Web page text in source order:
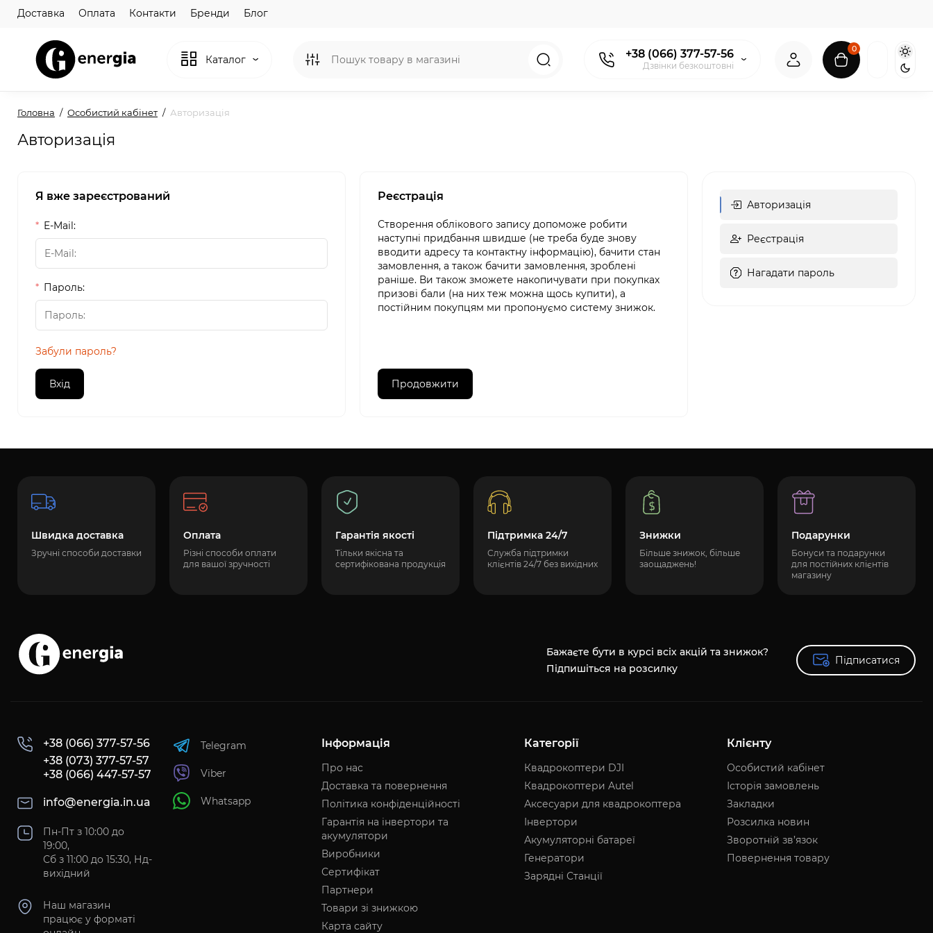
Доставка Оплата Контакти Бренди Блог
Каталог +38 (066) 377-57-56
Дзвінки безкоштовні
0
Головна Особистий кабінет Авторизація
Авторизація
Я вже зареєстрований
E-Mail:
Пароль:
Забули пароль?
Реєстрація
Створення облікового запису допоможе робити
наступні придбання швидше (не треба буде знову
вводити адресу та контактну інформацію), бачити стан
замовлення, а також бачити замовлення, зроблені
раніше. Ви також зможете накопичувати при покупках
призові бали (на них теж можна щось купити), а
постійним покупцям ми пропонуємо систему знижок.
Продовжити
Авторизація
Реєстрація
Нагадати пароль
Швидка доставка
Зручні способи доставки
Оплата
Різні способи оплати
для вашої зручності
Гарантія якості
Тільки якісна та
сертифікована продукція
Підтримка 24/7
Служба підтримки
клієнтів 24/7 без вихідних
Знижки
Більше знижок, більше
заощаджень!
Подарунки
Бонуси та подарунки
для постійних клієнтів
магазину
Бажаєте бути в курсі всіх акцій та знижок?
Підпишіться на розсилку
Підписатися
Підписатися
+38 (066) 377-57-56
+38 (073) 377-57-57
+38 (066) 447-57-57
info@energia.in.ua
Пн-Пт з 10:00 до
19:00,
Сб з 11:00 до 15:30, Нд-
вихідний
Наш магазин
працює у форматі
Telegram
Viber
Whatsapp
Інформація
Про нас
Доставка та повернення
Політика конфіденційності
Гарантія на інвертори та
акумулятори
Виробники
Сертифікат
Партнери
Товари зі знижкою
Карта сайту
Категорії
Квадрокоптери DJI
Квадрокоптери Autel
Аксесуари для квадрокоптера
Інвертори
Акумуляторні батареї
Генератори
Зарядні Станції
Клієнту
Особистий кабінет
Історія замовлень
Закладки
Розсилка новин
Зворотній зв’язок
Повернення товару